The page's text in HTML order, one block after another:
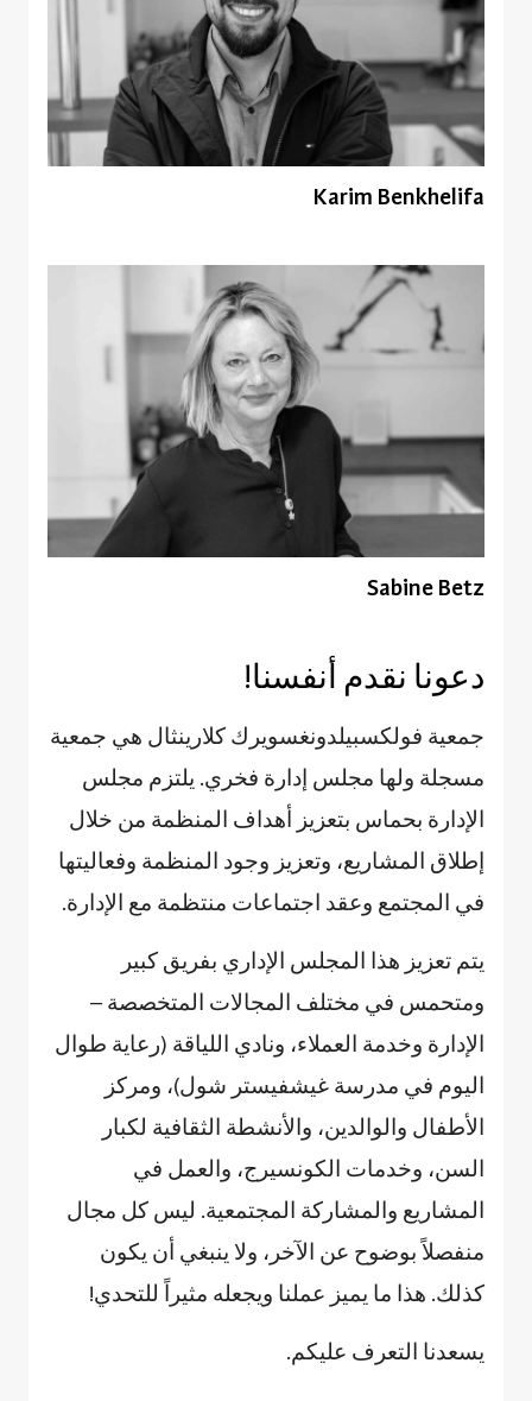
Karim Benkhelifa
Sabine Betz
دعونا نقدم أنفسنا!
جمعية فولكسبيلدونغسويرك كلارينثال هي جمعية
مسجلة ولها مجلس إدارة فخري. يلتزم مجلس
الإدارة بحماس بتعزيز أهداف المنظمة من خلال
إطلاق المشاريع، وتعزيز وجود المنظمة وفعاليتها
في المجتمع وعقد اجتماعات منتظمة مع الإدارة.
يتم تعزيز هذا المجلس الإداري بفريق كبير
ومتحمس في مختلف المجالات المتخصصة –
الإدارة وخدمة العملاء، ونادي اللياقة (رعاية طوال
اليوم في مدرسة غيشفيستر شول)، ومركز
الأطفال والوالدين، والأنشطة الثقافية لكبار
السن، وخدمات الكونسيرج، والعمل في
المشاريع والمشاركة المجتمعية. ليس كل مجال
منفصلاً بوضوح عن الآخر، ولا ينبغي أن يكون
كذلك. هذا ما يميز عملنا ويجعله مثيراً للتحدي!
يسعدنا التعرف عليكم.